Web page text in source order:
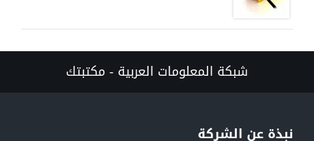
شبكة المعلومات العربية - مكتبتك
نبذة عن الشركة